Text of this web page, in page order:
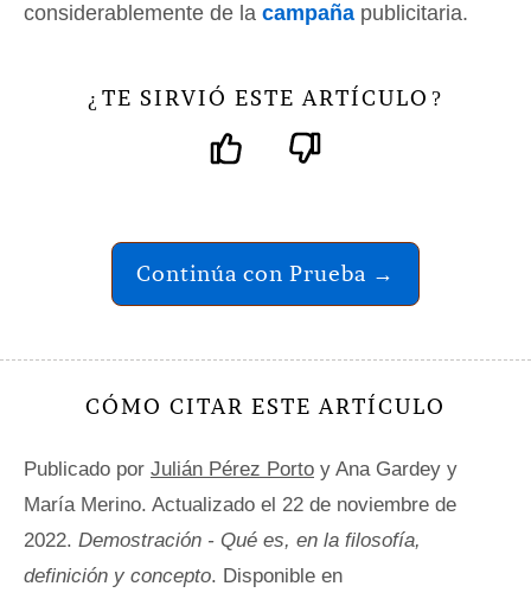
considerablemente de la campaña publicitaria.
¿ TE SIRVIÓ ESTE ARTÍCULO ?
Continúa con Prueba →
CÓMO CITAR ESTE ARTÍCULO
Publicado por Julián Pérez Porto y Ana Gardey y
María Merino. Actualizado el 22 de noviembre de
2022. Demostración - Qué es, en la filosofía,
definición y concepto. Disponible en